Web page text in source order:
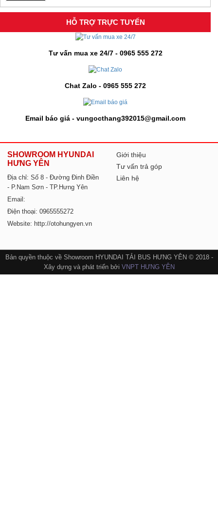
HỖ TRỢ TRỰC TUYẾN
Tư vấn mua xe 24/7 - 0965 555 272
Chat Zalo - 0965 555 272
Email báo giá - vungocthang392015@gmail.com
SHOWROOM HYUNDAI
HƯNG YÊN
Địa chỉ: Số 8 - Đường Đinh Điền
- P.Nam Sơn - TP.Hưng Yên
Email:
Điện thoại: 0965555272
Website: http://otohungyen.vn
Giới thiệu
Tư vấn trả góp
Liên hệ
Bản quyền thuộc về Showroom HYUNDAI TẢI BUS HƯNG YÊN © 2018 -
Xây dựng và phát triển bởi VNPT HƯNG YÊN